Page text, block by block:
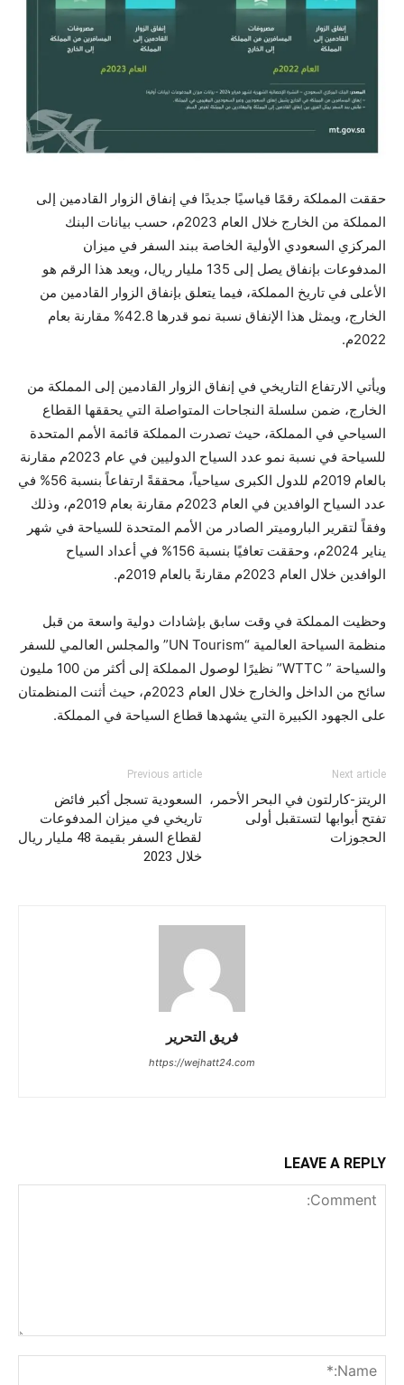
حققت المملكة رقمًا قياسيًا جديدًا في إنفاق الزوار القادمين إلى
المملكة من الخارج خلال العام 2023م، حسب بيانات البنك
المركزي السعودي الأولية الخاصة ببند السفر في ميزان
المدفوعات بإنفاق يصل إلى 135 مليار ريال، ويعد هذا الرقم هو
الأعلى في تاريخ المملكة، فيما يتعلق بإنفاق الزوار القادمين من
الخارج، ويمثل هذا الإنفاق نسبة نمو قدرها 42.8% مقارنة بعام
2022م.
ويأتي الارتفاع التاريخي في إنفاق الزوار القادمين إلى المملكة من
الخارج، ضمن سلسلة النجاحات المتواصلة التي يحققها القطاع
السياحي في المملكة، حيث تصدرت المملكة قائمة الأمم المتحدة
للسياحة في نسبة نمو عدد السياح الدوليين في عام 2023م مقارنة
بالعام 2019م للدول الكبرى سياحياً، محققةً ارتفاعاً بنسبة 56% في
عدد السياح الوافدين في العام 2023م مقارنة بعام 2019م، وذلك
وفقاً لتقرير الباروميتر الصادر من الأمم المتحدة للسياحة في شهر
يناير 2024م، وحققت تعافيًا بنسبة 156% في أعداد السياح
الوافدين خلال العام 2023م مقارنةً بالعام 2019م.
وحظيت المملكة في وقت سابق بإشادات دولية واسعة من قبل
منظمة السياحة العالمية “UN Tourism” والمجلس العالمي للسفر
والسياحة ” WTTC” نظيرًا لوصول المملكة إلى أكثر من 100 مليون
سائح من الداخل والخارج خلال العام 2023م، حيث أثنت المنظمتان
على الجهود الكبيرة التي يشهدها قطاع السياحة في المملكة.
Previous article
السعودية تسجل أكبر فائض
تاريخي في ميزان المدفوعات
لقطاع السفر بقيمة 48 مليار ريال
خلال 2023
Next article
الريتز-كارلتون في البحر الأحمر،
تفتح أبوابها لتستقبل أولى
الحجوزات
فريق التحرير
https://wejhatt24.com
LEAVE A REPLY